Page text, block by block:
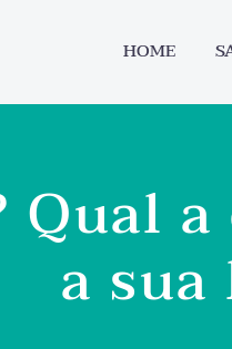
HOME
Qual
a sua